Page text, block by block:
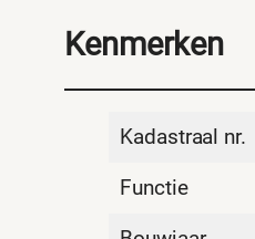
Kenmerken
Kadastraal nr.
Functie